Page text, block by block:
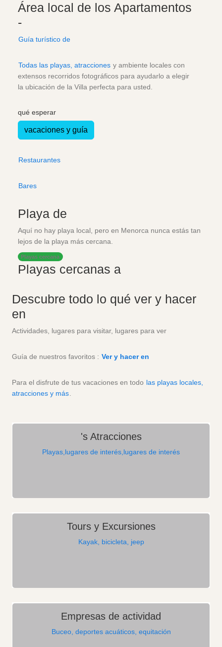
Área local de los Apartamentos
-
Guía turístico de
Todas las playas, atracciones y ambiente locales con
extensos recorridos fotográficos para ayudarlo a elegir
la ubicación de la Villa perfecta para usted.
qué esperar
vacaciones y guía
Restaurantes
Bares
Playa de
Aquí no hay playa local, pero en Menorca nunca estás tan
lejos de la playa más cercana.
Playas cercana
Playas cercanas a
Descubre todo lo qué ver y hacer
en
Actividades, lugares para visitar, lugares para ver
Guía de nuestros favoritos : Ver y hacer en
Para el disfrute de tus vacaciones en todo las playas locales,
atracciones y más
's Atracciones
Playas,lugares de interés,lugares de interés
Tours y Excursiones
Kayak, bicicleta, jeep
Empresas de actividad
Buceo, deportes acuáticos, equitación